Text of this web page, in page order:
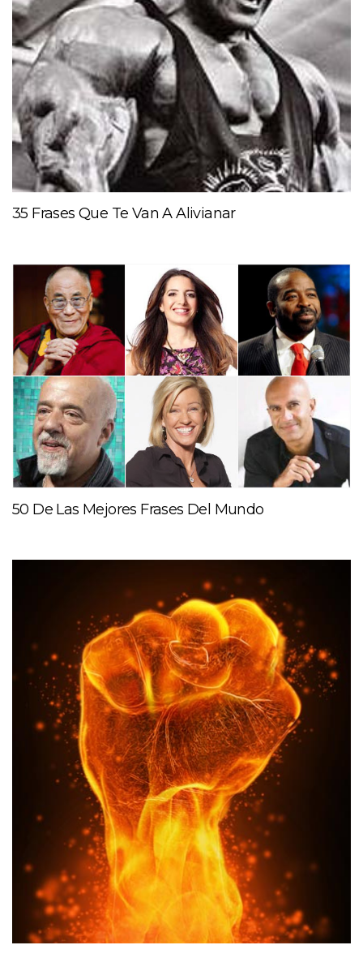
35 Frases Que Te Van A Alivianar
50 De Las Mejores Frases Del Mundo